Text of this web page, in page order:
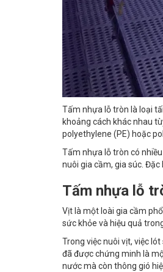
Tấm nhựa lỗ tròn là loại
khoảng cách khác nhau
polyethylene (PE) hoặc
Tấm nhựa lỗ tròn có
nuôi gia cầm, gia súc. Đặc
Tấm nhựa lỗ
Vịt là một loài gia cầm
sức khỏe và hiệu quả
Trong việc nuôi vịt, việc
đã được chứng minh là
nước mà còn thông gió